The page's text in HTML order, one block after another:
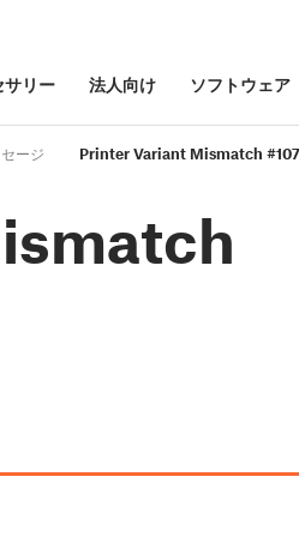
サリー 法人向け ソフトウェア
ージ Printer Variant Mismatch